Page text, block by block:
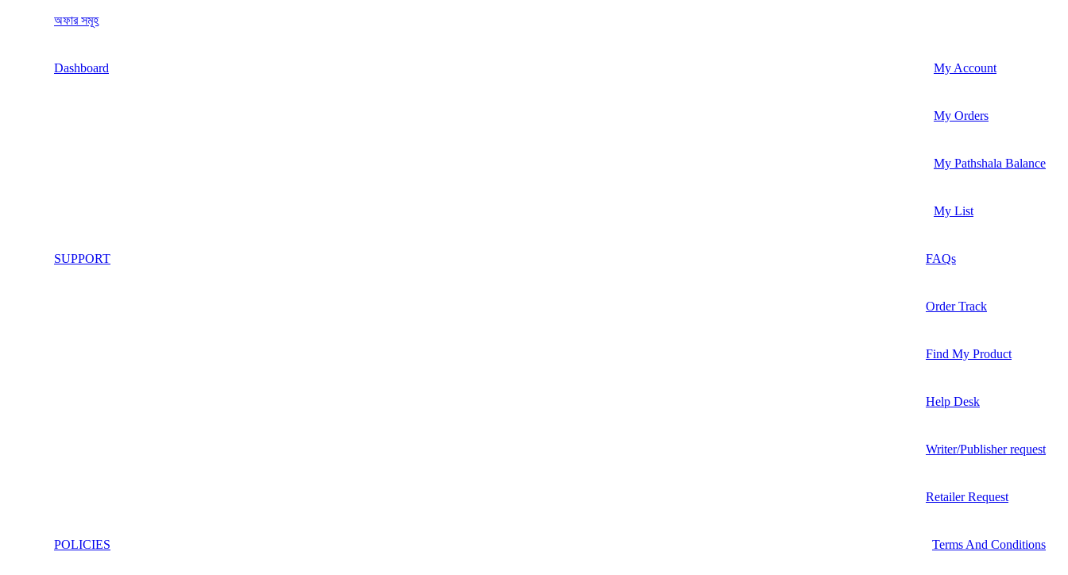
অফার সমূহ
Dashboard My Account
My Orders
My Pathshala Balance
My List
SUPPORT FAQs
Order Track
Find My Product
Help Desk
Writer/Publisher request
Retailer Request
POLICIES Terms And Conditions